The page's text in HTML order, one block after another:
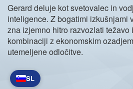
Gerard deluje kot svetovalec in
inteligence. Z bogatimi izkušnjami
zna izjemno hitro razvozlati težavo
kombinaciji z ekonomskim
utemeljene odločitve.
SL